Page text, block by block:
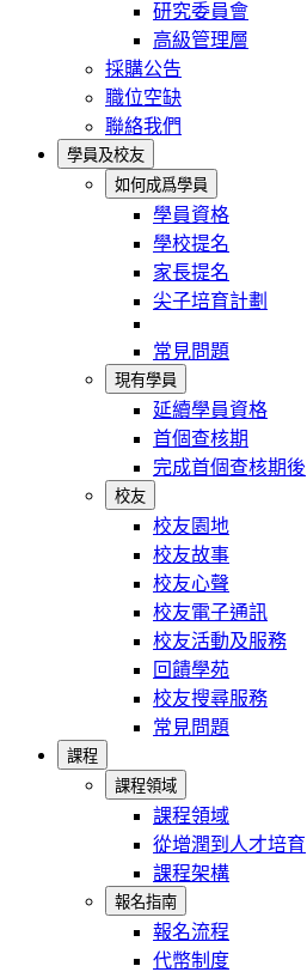
研究委員會
高級管理層
採購公告
職位空缺
聯絡我們
學員及校友
如何成爲學員
學員資格
學校提名
家長提名
尖子培育計劃
常見問題
現有學員
延續學員資格
首個查核期
完成首個查核期後
校友
校友園地
校友故事
校友心聲
校友電子通訊
校友活動及服務
回饋學苑
校友搜尋服務
常見問題
課程
課程領域
課程領域
從增潤到人才培育
課程架構
報名指南
報名流程
代幣制度